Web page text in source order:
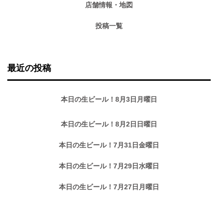
店舗情報・地図
投稿一覧
最近の投稿
本日の生ビール！8月3日月曜日
本日の生ビール！8月2日日曜日
本日の生ビール！7月31日金曜日
本日の生ビール！7月29日水曜日
本日の生ビール！7月27日月曜日